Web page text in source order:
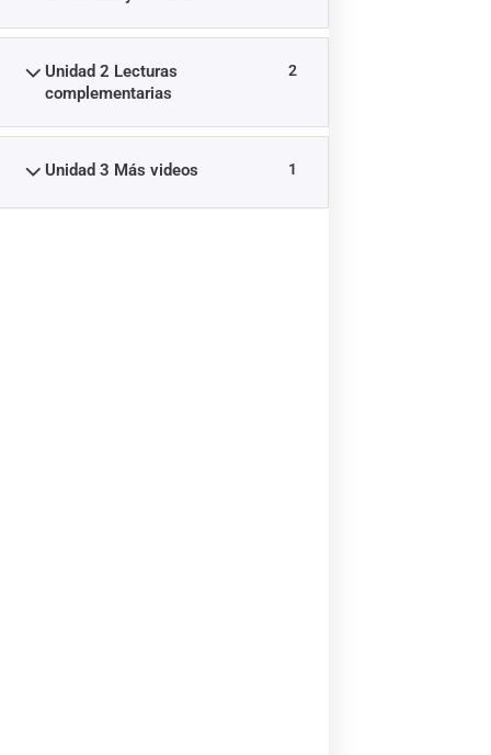
Unidad 2 Lecturas
complementarias
2
Unidad 3 Más videos 1